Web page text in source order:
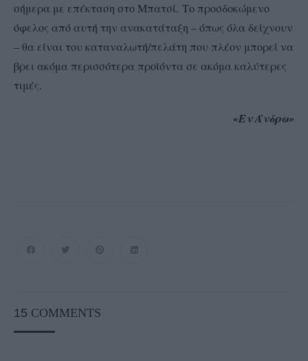
σήμερα με επέκταση στο Μπατσί. Το προσδοκώμενο
όφελος από αυτή την ανακατάταξη – όπως όλα δείχνουν
– θα είναι του καταναλωτή/πελάτη που πλέον μπορεί να
βρει ακόμα περισσότερα προϊόντα σε ακόμα καλύτερες
τιμές.
«Εν Άνδρω»
15 COMMENTS